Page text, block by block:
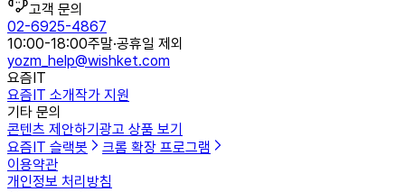
고객 문의
02-6925-4867
10:00-18:00주말·공휴일 제외
yozm_help@wishket.com
요즘IT
요즘IT 소개작가 지원
기타 문의
콘텐츠 제안하기 광고 상품 보기
요즘IT 슬랙봇
크롬 확장 프로그램
이용약관
개인정보 처리방침